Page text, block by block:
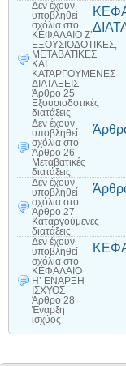
Δεν έχουν
υποβληθεί
σχόλια στο
ΚΕΦΑΛΑΙΟ Ζ’
ΕΞΟΥΣΙΟΔΟΤΙΚΕΣ,
ΜΕΤΑΒΑΤΙΚΕΣ
ΚΑΙ
ΚΑΤΑΡΓΟΥΜΕΝΕΣ
ΔΙΑΤΑΞΕΙΣ
Άρθρο 25
Εξουσιοδοτικές
διατάξεις
Δεν έχουν
υποβληθεί
σχόλια στο
Άρθρο 26
Μεταβατικές
διατάξεις
Δεν έχουν
υποβληθεί
σχόλια στο
Άρθρο 27
Καταργούμενες
διατάξεις
Δεν έχουν
υποβληθεί
σχόλια στο
ΚΕΦΑΛΑΙΟ
Η’ ΕΝΑΡΞΗ
ΙΣΧΥΟΣ
Άρθρο 28
Έναρξη
ισχύος